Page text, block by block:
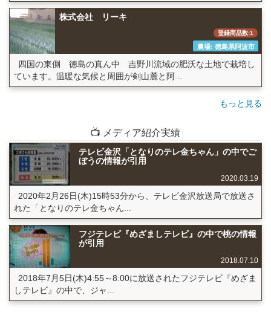
株式会社 リーキ
登録商品数:1
農場: 徳島県阿波市
四国の東側 徳島の真ん中 吉野川流域の肥沃な土地で栽培し
ています。温暖な気候と周囲が剣山麓と阿...
もっと見る
📺 メディア紹介実績
テレビ金沢「となりのテレ金ちゃん」の中でご
ぼうの情報が引用
2020.03.19
2020年2月26日(木)15時53分から、テレビ金沢放送局で放送さ
れた「となりのテレ金ちゃん...
フジテレビ『めざましテレビ』の中で桃の情報
が引用
2018.07.10
2018年7月5日(木)4:55～8:00に放送されたフジテレビ『めざま
しテレビ』の中で、ジャ...